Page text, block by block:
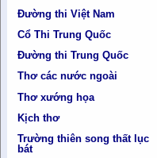
Đường thi Việt Nam
Cổ Thi Trung Quốc
Đường thi Trung Quốc
Thơ các nước ngoài
Thơ xướng họa
Kịch thơ
Trường thiên song thất lục
bát